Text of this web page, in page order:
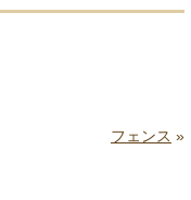
フェンス »